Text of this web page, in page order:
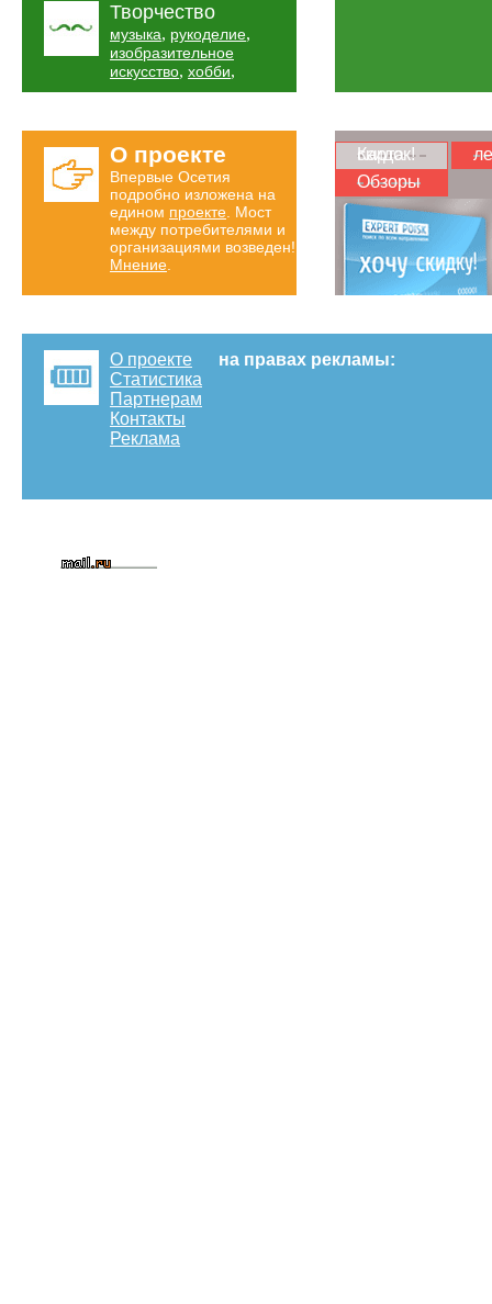
Творчество
музыка, рукоделие,
изобразительное
искусство, хобби,
О проекте
Впервые Осетия
подробно изложена на
едином проекте . Мост
между потребителями и
организациями возведен!
Мнение
Карта скидок!
Обзоры
О проекте
Статистика
Партнерам
Контакты
Реклама
на правах рекламы: